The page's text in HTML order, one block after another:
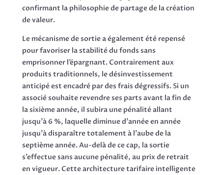
confirmant la philosophie de partage de la création
de valeur.
Le mécanisme de sortie a également été repensé
pour favoriser la stabilité du fonds sans
emprisonner l’épargnant. Contrairement aux
produits traditionnels, le désinvestissement
anticipé est encadré par des frais dégressifs. Si un
associé souhaite revendre ses parts avant la fin de
la sixième année, il subira une pénalité allant
jusqu’à 6 %, laquelle diminue d’année en année
jusqu’à disparaître totalement à l’aube de la
septième année. Au-delà de ce cap, la sortie
s’effectue sans aucune pénalité, au prix de retrait
en vigueur. Cette architecture tarifaire intelligente